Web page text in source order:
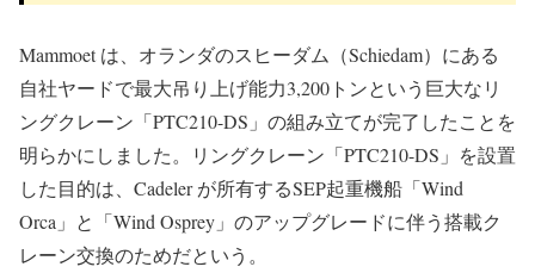
Mammoet は、オランダのスヒーダム（Schiedam）にある
自社ヤードで最大吊り上げ能力3,200トンという巨大なリ
ングクレーン「PTC210-DS」の組み立てが完了したことを
明らかにしました。リングクレーン「PTC210-DS」を設置
した目的は、Cadeler が所有するSEP起重機船「Wind
Orca」と「Wind Osprey」のアップグレードに伴う搭載ク
レーン交換のためだという。